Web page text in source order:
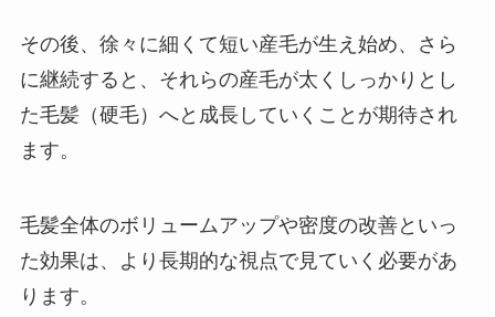
その後、徐々に細くて短い産毛が生え始め、さら
に継続すると、それらの産毛が太くしっかりとし
た毛髪（硬毛）へと成長していくことが期待され
ます。
毛髪全体のボリュームアップや密度の改善といっ
た効果は、より長期的な視点で見ていく必要があ
ります。